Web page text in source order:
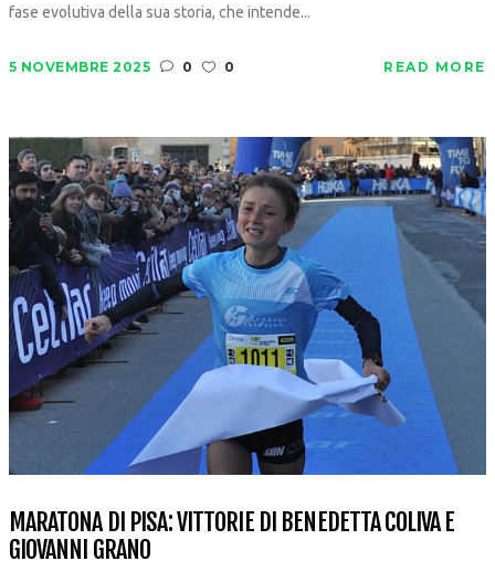
fase evolutiva della sua storia, che intende...
5 NOVEMBRE 2025 0 0 READ MORE
MARATONA DI PISA: VITTORIE DI BENEDETTA COLIVA E
GIOVANNI GRANO